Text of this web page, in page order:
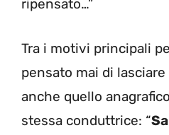
ripensato…”
Tra i motivi principali
pensato mai di lasciare
anche quello
stessa conduttrice: “